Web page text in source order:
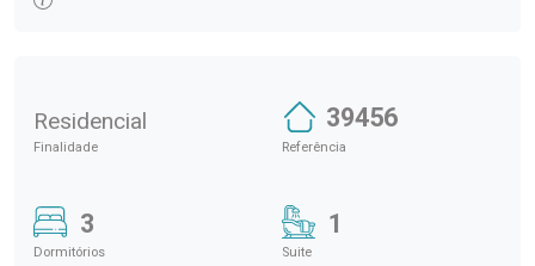
Residencial
Finalidade
39456
Referência
3
Dormitórios
1
Suite